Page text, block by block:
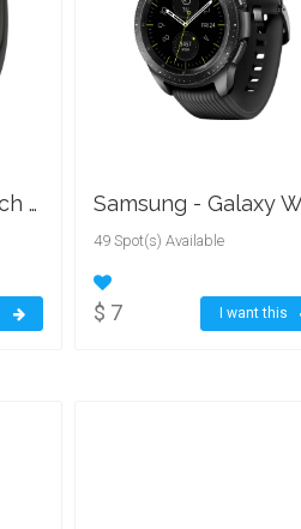
Apple - Apple Watch Series 5 (GPS) 44mm Space Gray Aluminum Case with Black Sport Band - Space Gray Aluminum
49 Spot(s) Available
$ 7 I want this